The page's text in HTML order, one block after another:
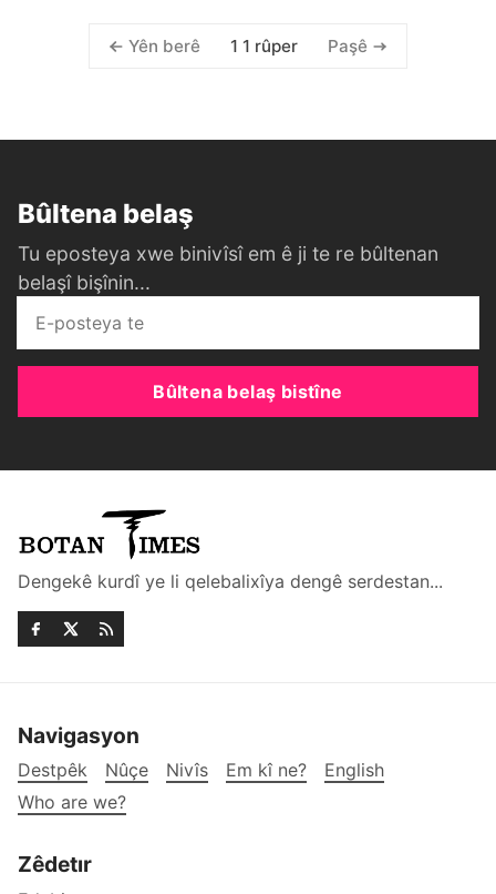
Yên berê 1 1 rûper Paşê
Bûltena belaş
Tu eposteya xwe binivîsî em ê ji te re bûltenan
belaşî bişînin...
Bûltena belaş bistîne
Dengekê kurdî ye li qelebalixîya dengê serdestan...
Navigasyon
Destpêk Nûçe Nivîs Em kî ne?
English
Who are we?
Zêdetır